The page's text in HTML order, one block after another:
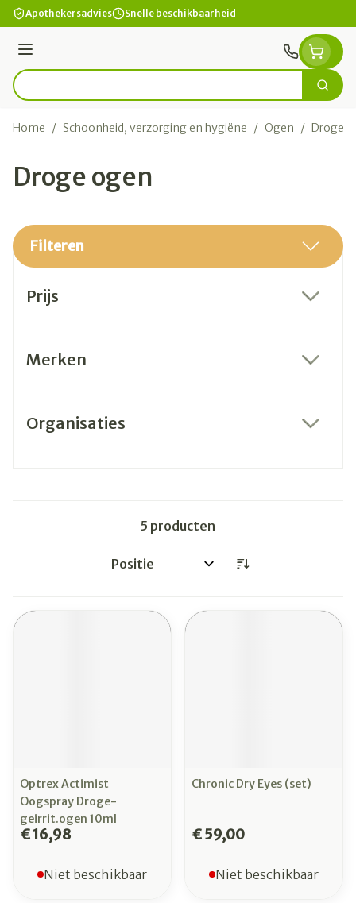
Ga naar de inhoud
Apothekersadvies Snelle beschikbaarheid
Menu
Product, merk, categorie... Zoek
Home / Schoonheid, verzorging en hygiëne / Ogen / Droge
Droge ogen
Filteren
Prijs
Merken
Organisaties
5 producten
Sorteer op:
Optrex Actimist
Oogspray Droge-
geirrit.ogen 10ml
€ 16,98
Niet beschikbaar
Chronic Dry Eyes (set)
€ 59,00
Niet beschikbaar